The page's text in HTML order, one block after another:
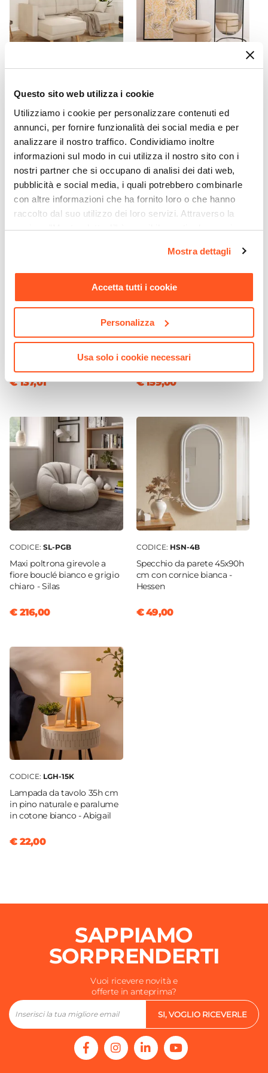
Questo sito web utilizza i cookie
Utilizziamo i cookie per personalizzare contenuti ed
annunci, per fornire funzionalità dei social media e per
analizzare il nostro traffico. Condividiamo inoltre
informazioni sul modo in cui utilizza il nostro sito con i
nostri partner che si occupano di analisi dei dati web,
pubblicità e social media, i quali potrebbero combinarle
con altre informazioni che ha fornito loro o che hanno
raccolto dal suo utilizzo dei loro servizi. Attraverso la
sezione "Mostra dettagli" è possibile gestire le proprie
momento. Per maggiori informazioni si invita a leggere la
nostraCookie Policy.
Mostra dettagli
Accetta tutti i cookie
Personalizza
Usa solo i cookie necessari
Rotonda
Materiale Piano
Colore Piano
Legno
Colore Struttura
Bianco
Verniciatura
Verniciatura a polvere
Piano removibile
posti in tessuto crema e
gambe in legno - Bekal
€ 490,00
cm in velluto crema con
base oro - Balance
€ 56,00
Tavolo 150x90 cm con piano
in vetro e gambe rovere -
€ 137,01
CODICE:
schienale reclinabile in
similpelle bianco - Zachary
€ 159,00
CODICE: SL-PGB
Maxi poltrona girevole a
fiore bouclé bianco e grigio
chiaro - Silas
€ 216,00
CODICE: HSN-4B
Specchio da parete 45x90h
cm con cornice bianca -
Hessen
€ 49,00
CODICE: LGH-15K
Lampada da tavolo 35h cm
in pino naturale e paralume
in cotone bianco - Abigail
€ 22,00
SAPPIAMO
SORPRENDERTI
Vuoi ricevere novità e
offerte in anteprima?
SI, VOGLIO RICEVERLE